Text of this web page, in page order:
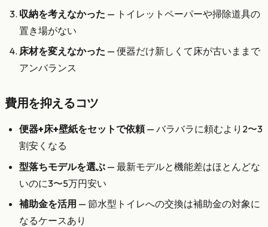
収納を考えなかった — トイレットペーパーや掃除道具の
置き場がない
床材を変えなかった — 便器だけ新しくて床が古いままで
アンバランス
費用を抑えるコツ
便器+床+壁紙をセットで依頼— バラバラに頼むより2〜3
割安くなる
型落ちモデルを選ぶ — 最新モデルと機能差はほとんどな
いのに3〜5万円安い
補助金を活用 — 節水型トイレへの交換は補助金の対象に
なるケースあり